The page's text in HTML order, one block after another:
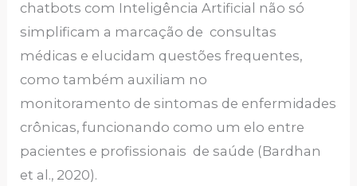
chatbots com Inteligência Artificial não só
simplificam a marcação de consultas
médicas e elucidam questões frequentes,
como também auxiliam no
monitoramento de sintomas de enfermidades
crônicas, funcionando como um elo entre
pacientes e profissionais de saúde (Bardhan
et al., 2020).